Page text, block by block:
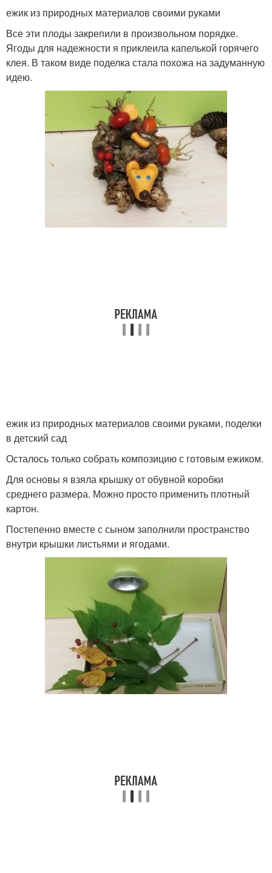
ежик из природных материалов своими руками
Все эти плоды закрепили в произвольном порядке.
Ягоды для надежности я приклеила капелькой горячего
клея. В таком виде поделка стала похожа на задуманную
идею.
ежик из природных материалов своими руками, поделки
в детский сад
Осталось только собрать композицию с готовым ежиком.
Для основы я взяла крышку от обувной коробки
среднего размера. Можно просто применить плотный
картон.
Постепенно вместе с сыном заполнили пространство
внутри крышки листьями и ягодами.